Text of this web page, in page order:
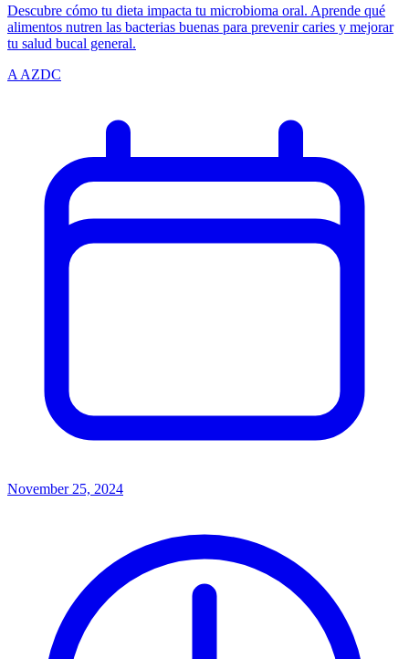
Descubre cómo tu dieta impacta tu microbioma oral. Aprende qué
alimentos nutren las bacterias buenas para prevenir caries y mejorar
tu salud bucal general.
A AZDC
November 25, 2024